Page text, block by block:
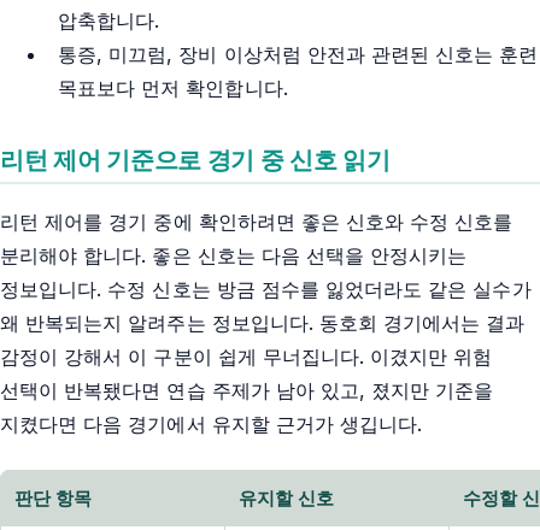
압축합니다.
통증, 미끄럼, 장비 이상처럼 안전과 관련된 신호는 훈련
목표보다 먼저 확인합니다.
리턴 제어 기준으로 경기 중 신호 읽기
리턴 제어를 경기 중에 확인하려면 좋은 신호와 수정 신호를
분리해야 합니다. 좋은 신호는 다음 선택을 안정시키는
정보입니다. 수정 신호는 방금 점수를 잃었더라도 같은 실수가
왜 반복되는지 알려주는 정보입니다. 동호회 경기에서는 결과
감정이 강해서 이 구분이 쉽게 무너집니다. 이겼지만 위험
선택이 반복됐다면 연습 주제가 남아 있고, 졌지만 기준을
지켰다면 다음 경기에서 유지할 근거가 생깁니다.
판단 항목 유지할 신호 수정할